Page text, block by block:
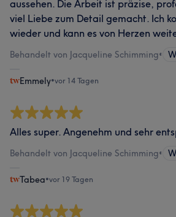
aussehen. Die Arbeit ist präzise,
viel Liebe zum Detail gemacht. Ich
wieder und kann es von Herzen
Behandelt von Jacqueline Schimming•
Emmely•vor 14 Tagen
Alles super. Angenehm und sehr
Behandelt von Jacqueline Schimming•
Tabea•vor 19 Tagen